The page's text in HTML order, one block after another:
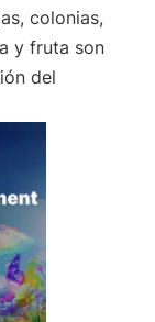
colonias,
y fruta son
del